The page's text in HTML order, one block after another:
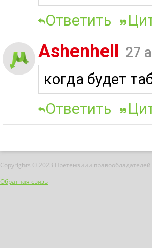
Ответить
Ashenhell 27
когда будет
Ответить
Copyrights © 2023 Претензиии
Обратная связь